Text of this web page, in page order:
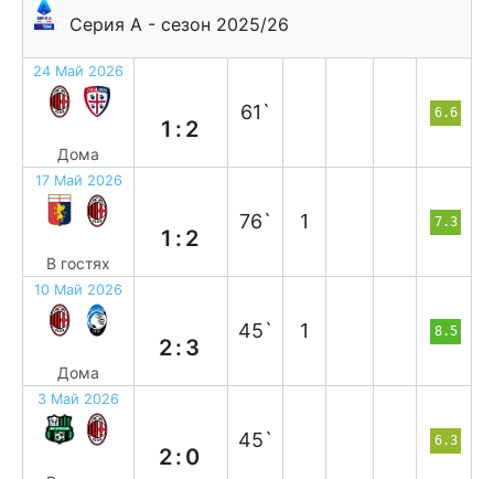
Серия А - сезон 2025/26
24 Май 2026
Дома
1:2
61` 6.6
17 Май 2026
В гостях
1:2
76` 1 7.3
10 Май 2026
Дома
2:3
45` 1 8.5
3 Май 2026
2:0
45` 6.3